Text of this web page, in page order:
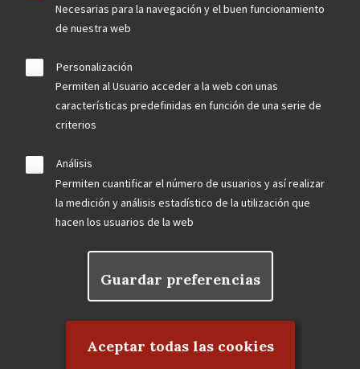
Necesarias para la navegación y el buen funcionamiento
de nuestra web
Personalización
Permiten al Usuario acceder a la web con unas
características predefinidas en función de una serie de
criterios
Análisis
Permiten cuantificar el número de usuarios y así realizar
la medición y análisis estadístico de la utilización que
hacen los usuarios de la web
Guardar preferencias
Aceptar todas las cookies